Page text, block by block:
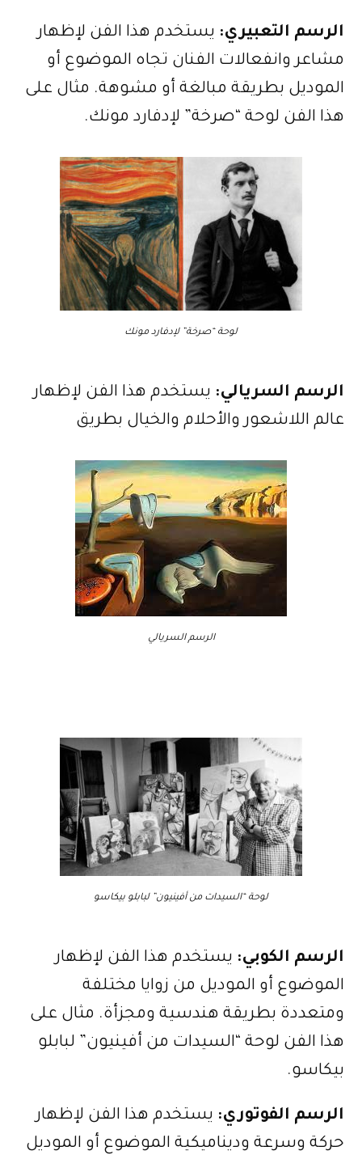
الرسم التعبيري: يستخدم هذا الفن لإظهار
مشاعر وانفعالات الفنان تجاه الموضوع أو
الموديل بطريقة مبالغة أو مشوهة. مثال على
هذا الفن لوحة “صرخة” لإدفارد مونك.
لوحة “صرخة” لإدفارد مونك
الرسم السريالي: يستخدم هذا الفن لإظهار
عالم اللاشعور والأحلام والخيال بطريق
الرسم السريالي
لوحة “السيدات من أفينيون” لبابلو بيكاسو
الرسم الكوبي: يستخدم هذا الفن لإظهار
الموضوع أو الموديل من زوايا مختلفة
ومتعددة بطريقة هندسية ومجزأة. مثال على
هذا الفن لوحة “السيدات من أفينيون” لبابلو
بيكاسو.
الرسم الفوتوري: يستخدم هذا الفن لإظهار
حركة وسرعة وديناميكية الموضوع أو الموديل